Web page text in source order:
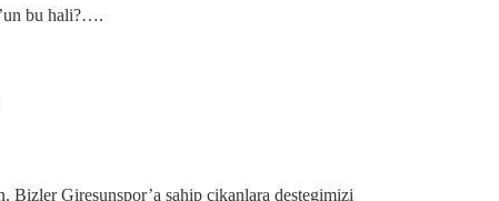
bu hali?….
Giresunspor’a sahip çikanlara destegimizi